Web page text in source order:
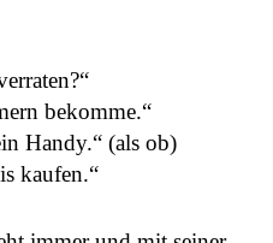
bekomme.“
Handy.“ (als ob)
kaufen.“